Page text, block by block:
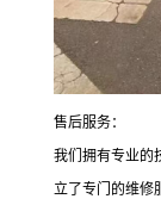
售后服务：
我们拥有专业的
立了专门的维修